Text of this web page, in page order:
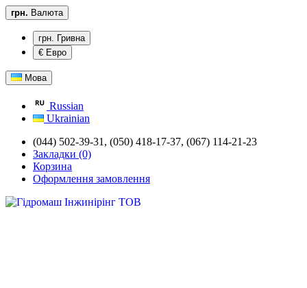
грн. Валюта
грн. Гривна
€ Евро
Мова
Russian
Ukrainian
(044) 502-39-31, (050) 418-17-37, (067) 114-21-23
Закладки (0)
Корзина
Оформлення замовлення